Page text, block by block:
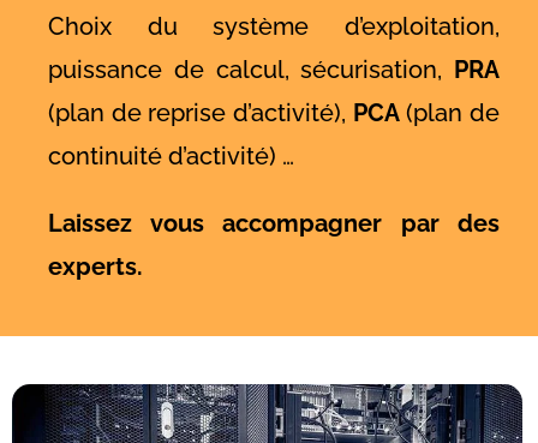
Choix du système d’exploitation,
puissance de calcul, sécurisation, PRA
(plan de reprise d’activité), PCA(plan de
continuité d’activité) …
Laissez vous accompagner par des
experts.